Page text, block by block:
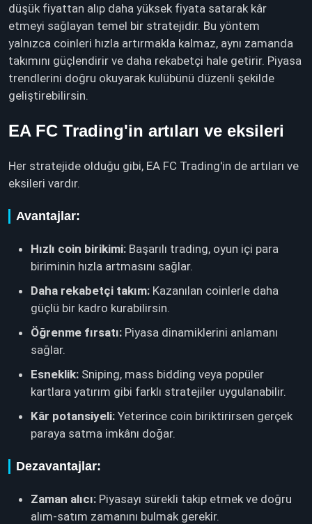
düşük fiyattan alıp daha yüksek fiyata satarak kâr
etmeyi sağlayan temel bir stratejidir. Bu yöntem
yalnızca coinleri hızla artırmakla kalmaz, aynı zamanda
takımını güçlendirir ve daha rekabetçi hale getirir. Piyasa
trendlerini doğru okuyarak kulübünü düzenli şekilde
geliştirebilirsin.
EA FC Trading'in artıları ve eksileri
Her stratejide olduğu gibi, EA FC Trading'in de artıları ve
eksileri vardır.
Avantajlar:
Hızlı coin birikimi: Başarılı trading, oyun içi para
biriminin hızla artmasını sağlar.
Daha rekabetçi takım: Kazanılan coinlerle daha
güçlü bir kadro kurabilirsin.
Öğrenme fırsatı: Piyasa dinamiklerini anlamanı
sağlar.
Esneklik: Sniping, mass bidding veya popüler
kartlara yatırım gibi farklı stratejiler uygulanabilir.
Kâr potansiyeli: Yeterince coin biriktirirsen gerçek
paraya satma imkânı doğar.
Dezavantajlar:
Zaman alıcı: Piyasayı sürekli takip etmek ve doğru
alım‑satım zamanını bulmak gerekir.